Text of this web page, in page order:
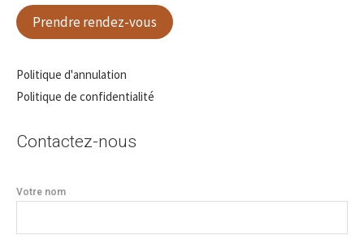
Prendre rendez-vous
Politique d'annulation
Politique de confidentialité
Contactez-nous
Votre nom